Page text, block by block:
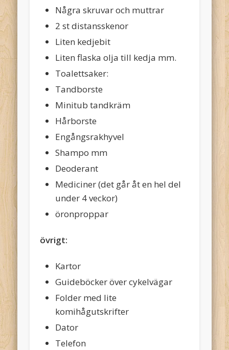
Några skruvar och muttrar
2 st distansskenor
Liten kedjebit
Liten flaska olja till kedja mm.
Toalettsaker:
Tandborste
Minitub tandkräm
Hårborste
Engångsrakhyvel
Shampo mm
Deoderant
Mediciner (det går åt en hel del
under 4 veckor)
öronproppar
övrigt:
Kartor
Guideböcker över cykelvägar
Folder med lite
komihågutskrifter
Dator
Telefon